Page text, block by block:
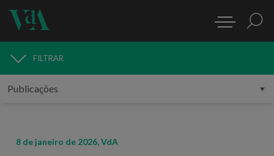
PUBLICAÇÕES
FILTRAR
8 de janeiro de 2026, VdA